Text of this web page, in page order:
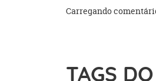
Carregando
TAGS